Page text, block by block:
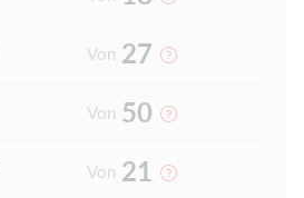
Von 27
Von 50
Von 21